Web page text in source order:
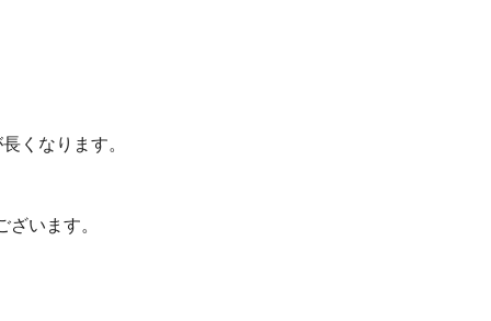
くなります。
います。